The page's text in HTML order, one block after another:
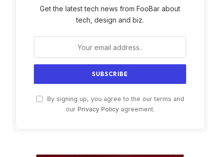
Get the latest tech news from FooBar about
tech, design and biz.
By signing up, you agree to the our terms and
our Privacy Policyagreement.